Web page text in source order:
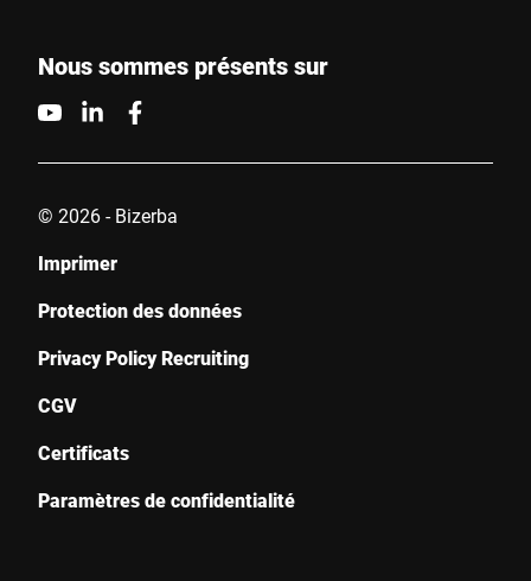
Nous sommes présents sur
© 2026 - Bizerba
Imprimer
Protection des données
Privacy Policy Recruiting
CGV
Certificats
Paramètres de confidentialité